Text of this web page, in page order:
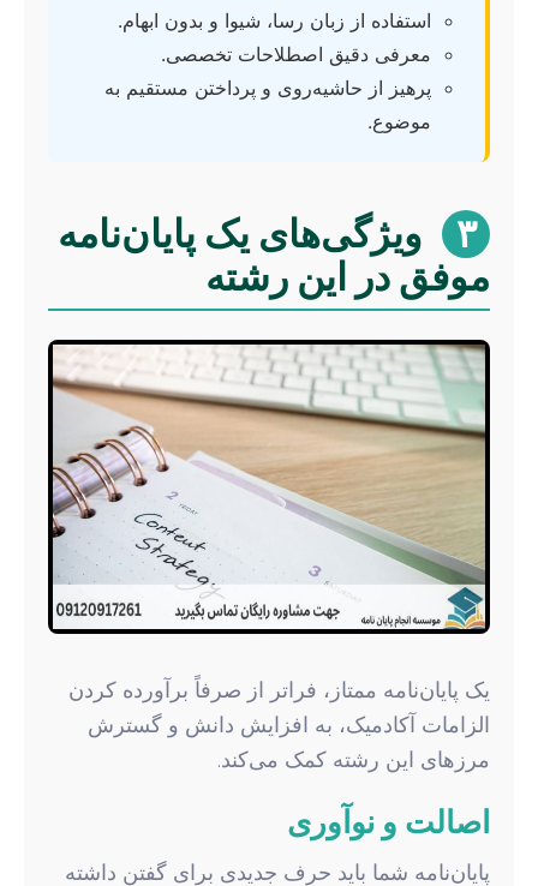
استفاده از زبان رسا، شیوا و بدون ابهام.
معرفی دقیق اصطلاحات تخصصی.
پرهیز از حاشیه‌روی و پرداختن مستقیم به
موضوع.
۳
ویژگی‌های یک پایان‌نامه
موفق در این رشته
یک پایان‌نامه ممتاز، فراتر از صرفاً برآورده کردن
الزامات آکادمیک، به افزایش دانش و گسترش
مرزهای این رشته کمک می‌کند.
اصالت و نوآوری
پایان‌نامه شما باید حرف جدیدی برای گفتن داشته